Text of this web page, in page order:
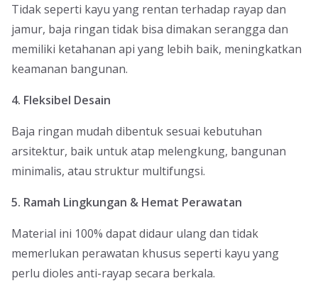
Tidak seperti kayu yang rentan terhadap rayap dan
jamur, baja ringan tidak bisa dimakan serangga dan
memiliki ketahanan api yang lebih baik, meningkatkan
keamanan bangunan.
4. Fleksibel Desain
Baja ringan mudah dibentuk sesuai kebutuhan
arsitektur, baik untuk atap melengkung, bangunan
minimalis, atau struktur multifungsi.
5. Ramah Lingkungan & Hemat Perawatan
Material ini 100% dapat didaur ulang dan tidak
memerlukan perawatan khusus seperti kayu yang
perlu dioles anti-rayap secara berkala.